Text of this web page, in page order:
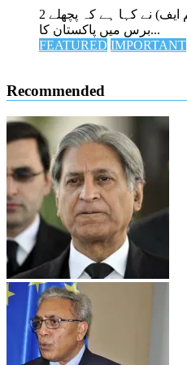
عالمی مالیاتی ادارے (آئی ایم ایف) نے کہا ہے کہ پچھلے 2
برس میں پاکستان کا...
FEATURED IMPORTANT
Recommended